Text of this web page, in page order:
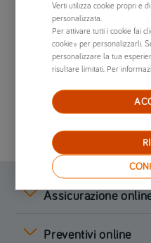
Prova anche tu a
Italia Live”: iscriviti qui
Condividi articolo
Assicurazione
Preventivi online
Verti utilizza cookie propri e
personalizzata.
Per attivare tutti i cookie fai
cookie» per personalizzarli.
personalizzare la tua
risultare limitati. Per